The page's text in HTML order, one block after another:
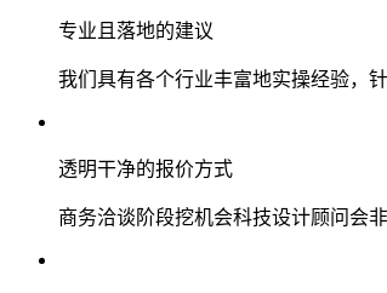
专业且落地的建议
我们具有各个行业丰富地实操经验，
透明干净的报价方式
商务洽谈阶段挖机会科技设计顾问会